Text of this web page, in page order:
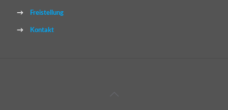
→ Freistellung
→ Kontakt